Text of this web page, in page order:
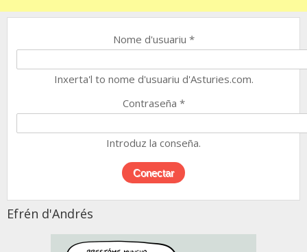
Nome d'usuariu *
Inxerta'l to nome d'usuariu d'Asturies.com.
Contraseña *
Introduz la conseña.
Efrén d'Andrés